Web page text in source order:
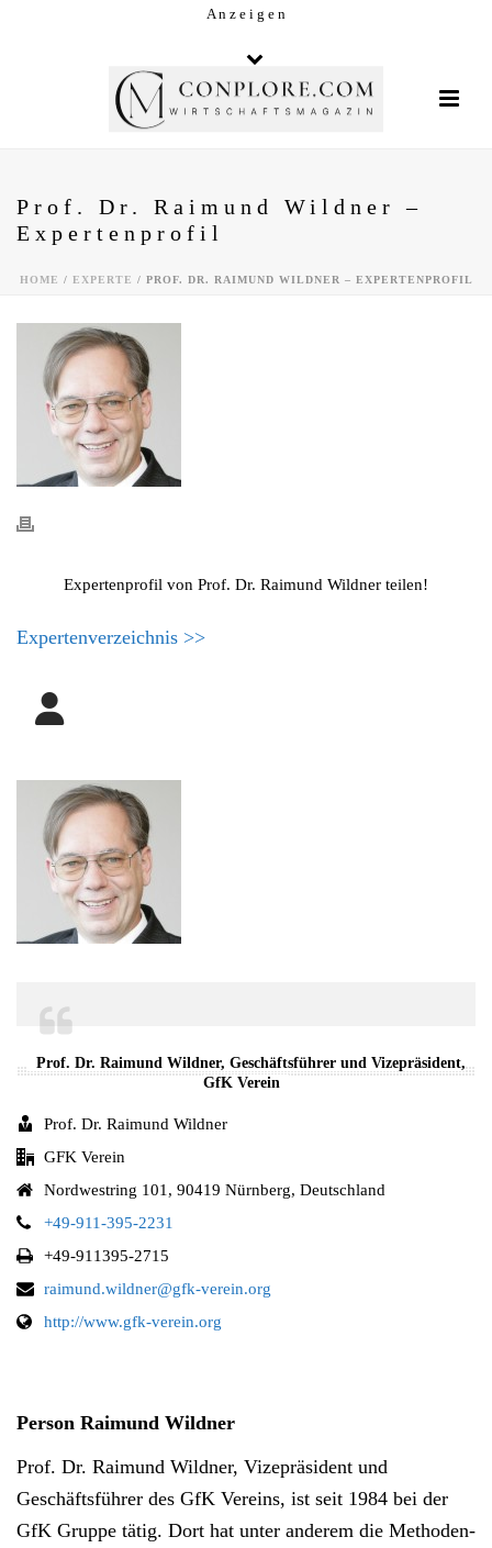
A n z e i g e n
Prof. Dr. Raimund Wildner –
Expertenprofil
HOME / EXPERTE / PROF. DR. RAIMUND WILDNER – EXPERTENPROFIL
Expertenprofil von Prof. Dr. Raimund Wildner teilen!
Expertenverzeichnis >>
Prof. Dr. Raimund Wildner, Geschäftsführer und Vizepräsident,
GfK Verein
Prof. Dr. Raimund Wildner
GFK Verein
Nordwestring 101, 90419 Nürnberg, Deutschland
+49-911-395-2231
+49-911395-2715
raimund.wildner@gfk-verein.org
http://www.gfk-verein.org
Person Raimund Wildner
Prof. Dr. Raimund Wildner, Vizepräsident und
Geschäftsführer des GfK Vereins, ist seit 1984 bei der
GfK Gruppe tätig. Dort hat unter anderem die Methoden-